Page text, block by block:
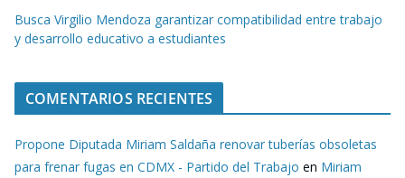
Busca Virgilio Mendoza garantizar compatibilidad entre trabajo
y desarrollo educativo a estudiantes
COMENTARIOS RECIENTES
Propone Diputada Miriam Saldaña renovar tuberías obsoletas
para frenar fugas en CDMX - Partido del Trabajo en Miriam